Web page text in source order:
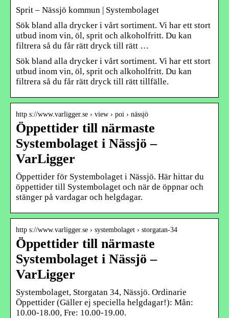
Sprit – Nässjö kommun | Systembolaget
Sök bland alla drycker i vårt sortiment. Vi har ett stort
utbud inom vin, öl, sprit och alkoholfritt. Du kan
filtrera så du får rätt dryck till rätt …
Sök bland alla drycker i vårt sortiment. Vi har ett stort
utbud inom vin, öl, sprit och alkoholfritt. Du kan
filtrera så du får rätt dryck till rätt tillfälle.
http s://www.varligger.se › view › poi › nässjö
Öppettider till närmaste
Systembolaget i Nässjö –
VarLigger
Öppettider för Systembolaget i Nässjö. Här hittar du
öppettider till Systembolaget och när de öppnar och
stänger på vardagar och helgdagar.
http s://www.varligger.se › systembolaget › storgatan-34
Öppettider till närmaste
Systembolaget i Nässjö –
VarLigger
Systembolaget, Storgatan 34, Nässjö. Ordinarie
Öppettider (Gäller ej speciella helgdagar!): Mån:
10.00-18.00, Fre: 10.00-19.00.